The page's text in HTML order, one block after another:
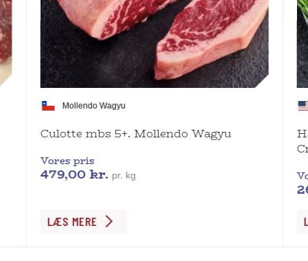
Mollendo Wagyu
Culotte mbs 5+. Mollendo Wagyu
Vores pris
479,00kr. pr. kg
Dette
LÆS MERE